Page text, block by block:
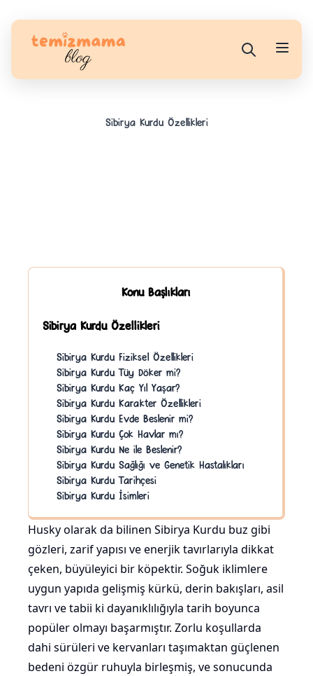
Sibirya Kurdu Özellikleri
Konu Başlıkları
Sibirya Kurdu Özellikleri
Sibirya Kurdu Fiziksel Özellikleri
Sibirya Kurdu Tüy Döker mi?
Sibirya Kurdu Kaç Yıl Yaşar?
Sibirya Kurdu Karakter Özellikleri
Sibirya Kurdu Evde Beslenir mi?
Sibirya Kurdu Çok Havlar mı?
Sibirya Kurdu Ne ile Beslenir?
Sibirya Kurdu Sağlığı ve Genetik Hastalıkları
Sibirya Kurdu Tarihçesi
Sibirya Kurdu İsimleri
Husky olarak da bilinen Sibirya Kurdu buz gibi
gözleri, zarif yapısı ve enerjik tavırlarıyla dikkat
çeken, büyüleyici bir köpektir. Soğuk iklimlere
uygun yapıda gelişmiş kürkü, derin bakışları, asil
tavrı ve tabii ki dayanıklılığıyla tarih boyunca
popüler olmayı başarmıştır. Zorlu koşullarda
dahi sürüleri ve kervanları taşımaktan güçlenen
bedeni özgür ruhuyla birleşmiş, ve sonucunda